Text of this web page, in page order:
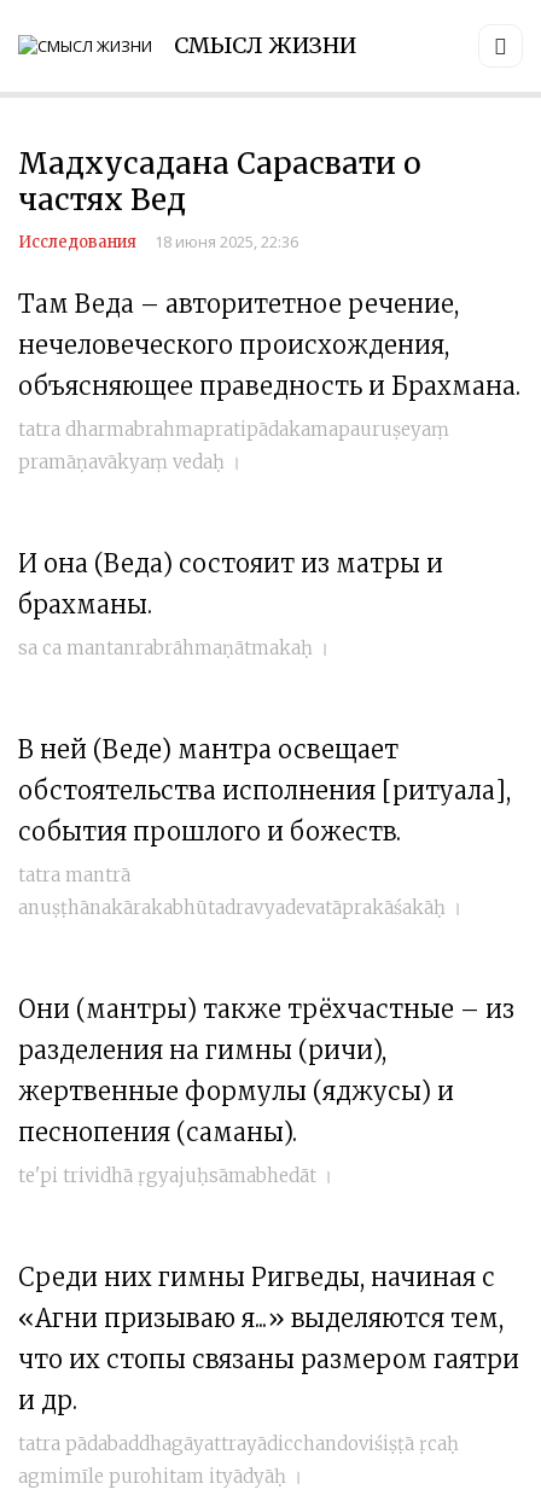
СМЫСЛ ЖИЗНИ
Мадхусадана Сарасвати о
частях Вед
Исследования 18 июня 2025, 22:36
Там Веда – авторитетное речение,
нечеловеческого происхождения,
объясняющее праведность и Брахмана.
tatra dharmabrahmapratipādakamapauruṣeyaṃ
pramāṇavākyaṃ vedaḥ ।
И она (Веда) состояит из матры и
брахманы.
sa ca mantanrabrāhmaṇātmakaḥ ।
В ней (Веде) мантра освещает
обстоятельства исполнения [ритуала],
события прошлого и божеств.
tatra mantrā
anuṣṭhānakārakabhūtadravyadevatāprakāśakāḥ ।
Они (мантры) также трёхчастные – из
разделения на гимны (ричи),
жертвенные формулы (яджусы) и
песнопения (саманы).
te'pi trividhā ṛgyajuḥsāmabhedāt‌ ।
Среди них гимны Ригведы, начиная с
«Агни призываю я...» выделяются тем,
что их стопы связаны размером гаятри
и др.
tatra pādabaddhagāyattrayādicchandoviśiṣṭā ṛcaḥ
agmimīle purohitam‌ ityādyāḥ ।